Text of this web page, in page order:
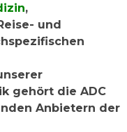
,
und
gehört die ADC
Anbietern der